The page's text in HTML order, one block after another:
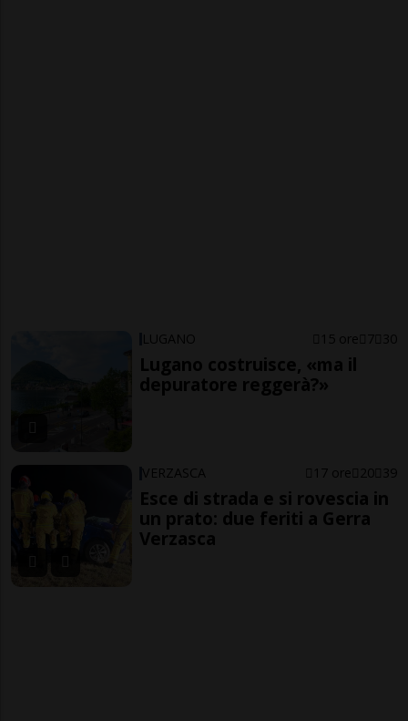
LUGANO 15 ore 7 30
Lugano costruisce, «ma il
depuratore reggerà?»
VERZASCA 17 ore 20 39
Esce di strada e si rovescia in
un prato: due feriti a Gerra
Verzasca